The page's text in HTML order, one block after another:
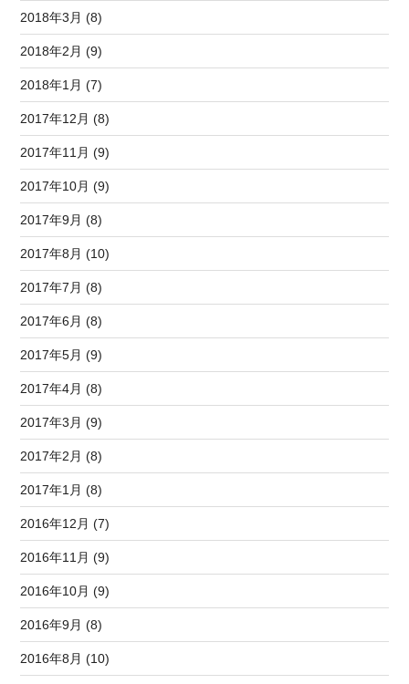
2018年3月 (8)
2018年2月 (9)
2018年1月 (7)
2017年12月 (8)
2017年11月 (9)
2017年10月 (9)
2017年9月 (8)
2017年8月 (10)
2017年7月 (8)
2017年6月 (8)
2017年5月 (9)
2017年4月 (8)
2017年3月 (9)
2017年2月 (8)
2017年1月 (8)
2016年12月 (7)
2016年11月 (9)
2016年10月 (9)
2016年9月 (8)
2016年8月 (10)